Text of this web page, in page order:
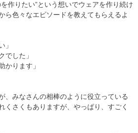
作りたい”という想いでウェアを作り続け
ら色々なエピソードを教えてもらえるよ
」
でした」
かります」
、みなさんの相棒のように役立っている
くさくもありますが、やっぱり、すごく